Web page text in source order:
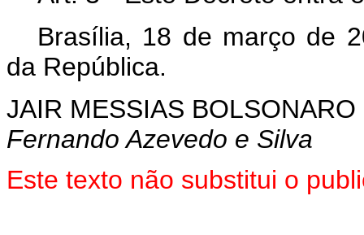
Brasília, 18 de março de
da República.
JAIR MESSIAS BOLSONARO
Fernando Azevedo e Silva
Este texto não substitui o